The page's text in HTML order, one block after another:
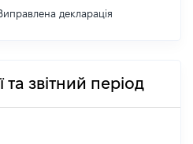
декларація
та звітний період